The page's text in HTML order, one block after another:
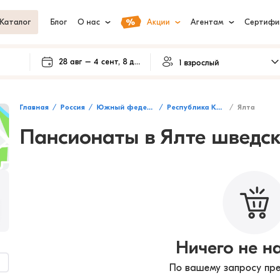
Каталог Блог О нас Акции Агентам
Главная Россия Южный федеральный округ Республика Крым Ялта
Пансионаты в Ялте
Ничего не
По вашему запросу